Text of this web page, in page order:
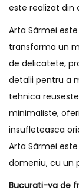
este realizat
Arta Sârmei
transforma un
de delicatete,
detalii pentru a
tehnica
minimaliste,
insufleteasca
Arta Sârmei
domeniu, cu un
Bucurati-va de